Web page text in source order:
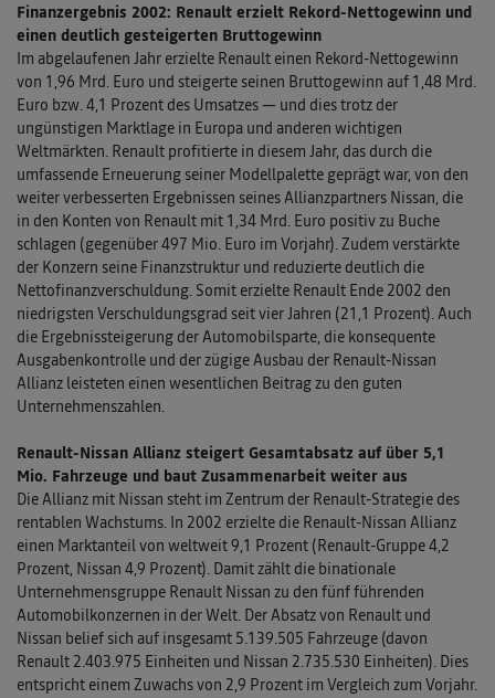
Finanzergebnis 2002: Renault erzielt Rekord-Nettogewinn und
einen deutlich gesteigerten Bruttogewinn
Im abgelaufenen Jahr erzielte Renault einen Rekord-Nettogewinn
von 1,96 Mrd. Euro und steigerte seinen Bruttogewinn auf 1,48 Mrd.
Euro bzw. 4,1 Prozent des Umsatzes — und dies trotz der
ungünstigen Marktlage in Europa und anderen wichtigen
Weltmärkten. Renault profitierte in diesem Jahr, das durch die
umfassende Erneuerung seiner Modellpalette geprägt war, von den
weiter verbesserten Ergebnissen seines Allianzpartners Nissan, die
in den Konten von Renault mit 1,34 Mrd. Euro positiv zu Buche
schlagen (gegenüber 497 Mio. Euro im Vorjahr). Zudem verstärkte
der Konzern seine Finanzstruktur und reduzierte deutlich die
Nettofinanzverschuldung. Somit erzielte Renault Ende 2002 den
niedrigsten Verschuldungsgrad seit vier Jahren (21,1 Prozent). Auch
die Ergebnissteigerung der Automobilsparte, die konsequente
Ausgabenkontrolle und der zügige Ausbau der Renault-Nissan
Allianz leisteten einen wesentlichen Beitrag zu den guten
Unternehmenszahlen.
Renault-Nissan Allianz steigert Gesamtabsatz auf über 5,1
Mio. Fahrzeuge und baut Zusammenarbeit weiter aus
Die Allianz mit Nissan steht im Zentrum der Renault-Strategie des
rentablen Wachstums. In 2002 erzielte die Renault-Nissan Allianz
einen Marktanteil von weltweit 9,1 Prozent (Renault-Gruppe 4,2
Prozent, Nissan 4,9 Prozent). Damit zählt die binationale
Unternehmensgruppe Renault Nissan zu den fünf führenden
Automobilkonzernen in der Welt. Der Absatz von Renault und
Nissan belief sich auf insgesamt 5.139.505 Fahrzeuge (davon
Renault 2.403.975 Einheiten und Nissan 2.735.530 Einheiten). Dies
entspricht einem Zuwachs von 2,9 Prozent im Vergleich zum Vorjahr.